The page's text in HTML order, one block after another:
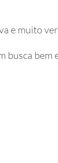
e muito
busca bem